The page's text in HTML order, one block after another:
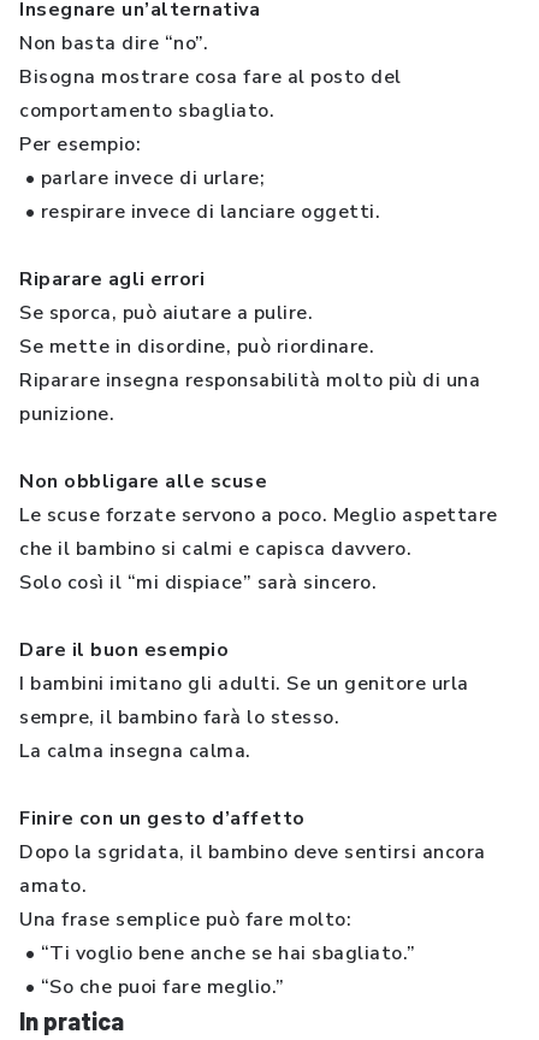
Insegnare un’alternativa
Non basta dire “no”.
Bisogna mostrare cosa fare al posto del
comportamento sbagliato.
Per esempio:
• parlare invece di urlare;
• respirare invece di lanciare oggetti.
Riparare agli errori
Se sporca, può aiutare a pulire.
Se mette in disordine, può riordinare.
Riparare insegna responsabilità molto più di una
punizione.
Non obbligare alle scuse
Le scuse forzate servono a poco. Meglio aspettare
che il bambino si calmi e capisca davvero.
Solo così il “mi dispiace” sarà sincero.
Dare il buon esempio
I bambini imitano gli adulti. Se un genitore urla
sempre, il bambino farà lo stesso.
La calma insegna calma.
Finire con un gesto d’affetto
Dopo la sgridata, il bambino deve sentirsi ancora
amato.
Una frase semplice può fare molto:
• “Ti voglio bene anche se hai sbagliato.”
• “So che puoi fare meglio.”
In pratica